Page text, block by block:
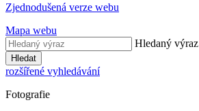
Zjednodušená verze webu
Mapa webu
Hledaný výraz
Hledat
rozšířené vyhledávání
Fotografie